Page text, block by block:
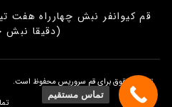
قم کیوانفر نبش چهارراه هفت
(دقیقا نبش
تمامی حقوق برای قم سروریس محفوظ است.
تماس مستقیم